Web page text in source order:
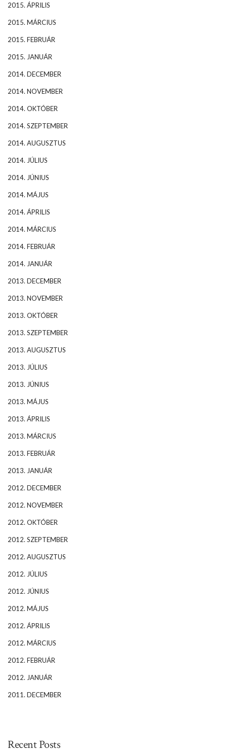
2015. ÁPRILIS
2015. MÁRCIUS
2015. FEBRUÁR
2015. JANUÁR
2014. DECEMBER
2014. NOVEMBER
2014. OKTÓBER
2014. SZEPTEMBER
2014. AUGUSZTUS
2014. JÚLIUS
2014. JÚNIUS
2014. MÁJUS
2014. ÁPRILIS
2014. MÁRCIUS
2014. FEBRUÁR
2014. JANUÁR
2013. DECEMBER
2013. NOVEMBER
2013. OKTÓBER
2013. SZEPTEMBER
2013. AUGUSZTUS
2013. JÚLIUS
2013. JÚNIUS
2013. MÁJUS
2013. ÁPRILIS
2013. MÁRCIUS
2013. FEBRUÁR
2013. JANUÁR
2012. DECEMBER
2012. NOVEMBER
2012. OKTÓBER
2012. SZEPTEMBER
2012. AUGUSZTUS
2012. JÚLIUS
2012. JÚNIUS
2012. MÁJUS
2012. ÁPRILIS
2012. MÁRCIUS
2012. FEBRUÁR
2012. JANUÁR
2011. DECEMBER
Recent Posts